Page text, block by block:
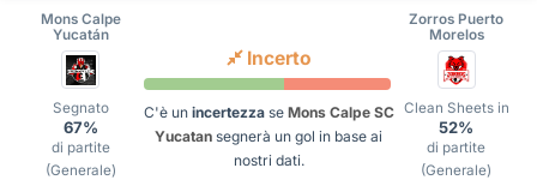
Mons Calpe
Yucatán
Zorros Puerto
Morelos
Segnato
67%
di partite
(Generale)
Incerto
C'è un incertezzase Mons Calpe SC
Yucatan segnerà un gol in base ai
nostri dati.
Clean Sheets in
52%
di partite
(Generale)